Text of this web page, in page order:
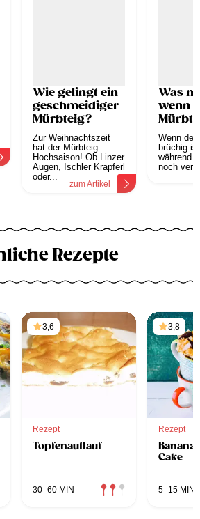
Wie gelingt ein
geschmeidiger
Mürbteig?
Zur Weihnachtszeit
hat der Mürbteig
Hochsaison! Ob Linzer
Augen, Ischler Krapferl
oder...
zum Artikel
Was
wenn
Wenn der
brüchig
während
noch
Rezepte
3,6
Rezept
Topfenauflauf
30–60 MIN
3,8
Rezept
Cake
5–15 MIN